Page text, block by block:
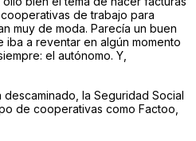
de trabajo para
muy de moda. Parecía un buen
a reventar en algún momento
el autónomo. Y,
la Seguridad Social
de cooperativas como Factoo